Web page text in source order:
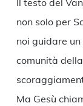
non solo per
noi guidare
comunità
Ma Gesù